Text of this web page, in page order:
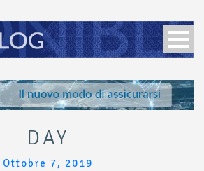
DAY
Ottobre 7, 2019